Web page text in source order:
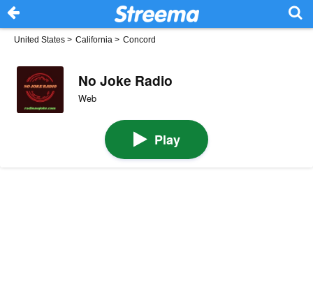
United States > California > Concord
No Joke Radio
Web
Play